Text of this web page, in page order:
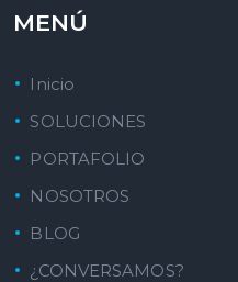
MENÚ
Inicio
SOLUCIONES
PORTAFOLIO
NOSOTROS
BLOG
¿CONVERSAMOS?